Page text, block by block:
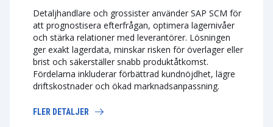
Detaljhandlare och grossister använder SAP SCM för
att prognostisera efterfrågan, optimera lagernivåer
och stärka relationer med leverantörer. Lösningen
ger exakt lagerdata, minskar risken för överlager eller
brist och säkerställer snabb produktåtkomst.
Fördelarna inkluderar förbättrad kundnöjdhet, lägre
driftskostnader och ökad marknadsanpassning.
FLER DETALJER